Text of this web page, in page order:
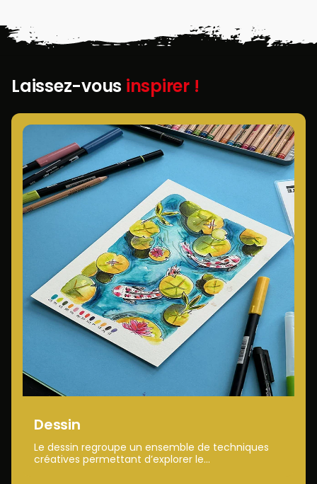
Laissez-vous inspirer !
Dessin
Le dessin regroupe un ensemble de techniques
créatives permettant d’explorer le...